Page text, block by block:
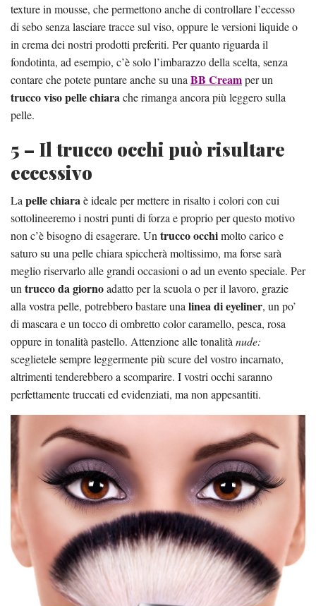
texture in mousse, che permettono anche di controllare l’eccesso
di sebo senza lasciare tracce sul viso, oppure le versioni liquide o
in crema dei nostri prodotti preferiti. Per quanto riguarda il
fondotinta, ad esempio, c’è solo l’imbarazzo della scelta, senza
contare che potete puntare anche su una BB Creamper un
trucco viso pelle chiarache rimanga ancora più leggero sulla
pelle.
5 – Il trucco occhi può risultare
eccessivo
La pelle chiaraè ideale per mettere in risalto i colori con cui
sottolineeremo i nostri punti di forza e proprio per questo motivo
non c’è bisogno di esagerare. Un trucco occhimolto carico e
saturo su una pelle chiara spiccherà moltissimo, ma forse sarà
meglio riservarlo alle grandi occasioni o ad un evento speciale. Per
un trucco da giornoadatto per la scuola o per il lavoro, grazie
alla vostra pelle, potrebbero bastare una linea di eyeliner, un po’
di mascara e un tocco di ombretto color caramello, pesca, rosa
oppure in tonalità pastello. Attenzione alle tonalità nude:
sceglietele sempre leggermente più scure del vostro incarnato,
altrimenti tenderebbero a scomparire. I vostri occhi saranno
perfettamente truccati ed evidenziati, ma non appesantiti.